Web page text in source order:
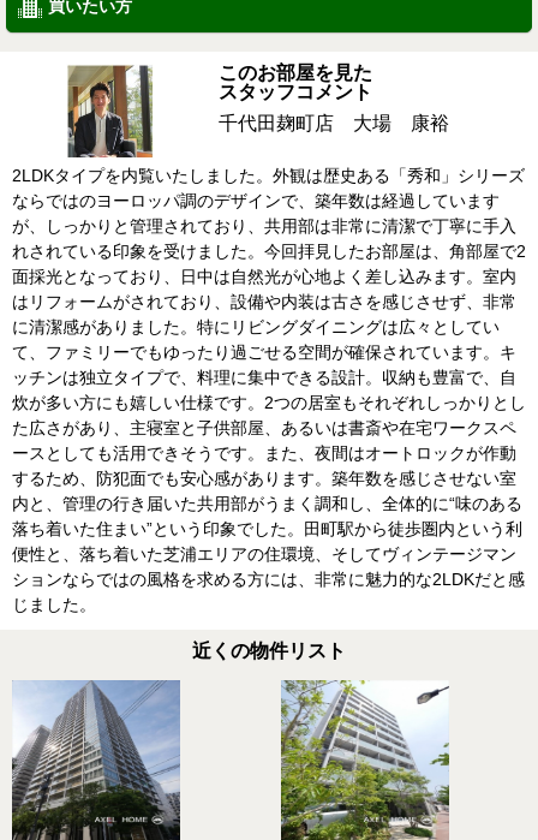
買いたい方
このお部屋を見た
スタッフコメント
千代田麹町店 大場 康裕
2LDKタイプを内覧いたしました。外観は歴史ある「秀和」シリーズ
ならではのヨーロッパ調のデザインで、築年数は経過しています
が、しっかりと管理されており、共用部は非常に清潔で丁寧に手入
れされている印象を受けました。今回拝見したお部屋は、角部屋で2
面採光となっており、日中は自然光が心地よく差し込みます。室内
はリフォームがされており、設備や内装は古さを感じさせず、非常
に清潔感がありました。特にリビングダイニングは広々としてい
て、ファミリーでもゆったり過ごせる空間が確保されています。キ
ッチンは独立タイプで、料理に集中できる設計。収納も豊富で、自
炊が多い方にも嬉しい仕様です。2つの居室もそれぞれしっかりとし
た広さがあり、主寝室と子供部屋、あるいは書斎や在宅ワークスペ
ースとしても活用できそうです。また、夜間はオートロックが作動
するため、防犯面でも安心感があります。築年数を感じさせない室
内と、管理の行き届いた共用部がうまく調和し、全体的に“味のある
落ち着いた住まい”という印象でした。田町駅から徒歩圏内という利
便性と、落ち着いた芝浦エリアの住環境、そしてヴィンテージマン
ションならではの風格を求める方には、非常に魅力的な2LDKだと感
じました。
近くの物件リスト